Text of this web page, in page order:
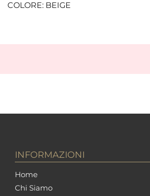
COLORE: BEIGE
INFORMAZIONI
Home
Chi Siamo